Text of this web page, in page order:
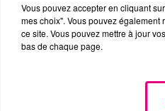
Vous pouvez accepter en cliquant
mes choix". Vous pouvez
ce site. Vous pouvez mettre à jour
bas de chaque page.